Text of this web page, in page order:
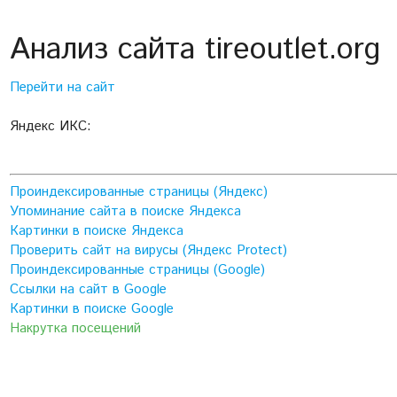
Анализ сайта tireoutlet.org
Перейти на сайт
Яндекс ИКС:
Проиндексированные страницы (Яндекс)
Упоминание сайта в поиске Яндекса
Картинки в поиске Яндекса
Проверить сайт на вирусы (Яндекс Protect)
Проиндексированные страницы (Google)
Ссылки на сайт в Google
Картинки в поиске Google
Накрутка посещений